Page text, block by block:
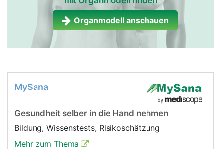
Organmodell anschauen
MySana
Gesundheit selber in die Hand nehmen
Bildung, Wissenstests, Risikoschätzung
Mehr zum Thema